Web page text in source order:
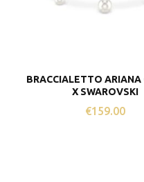
BRACCIALETTO ARIANA
X SWAROVSKI
€159.00